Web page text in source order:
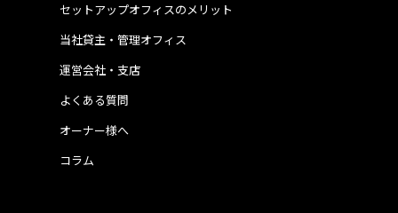
運営会社・支店
よくある質問
当社貸主・管理オフィス
オーナー様へ
コラム
セットアップオフィスのメリット